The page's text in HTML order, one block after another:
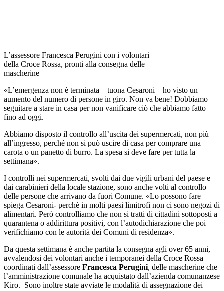
L’assessore Francesca Perugini con i volontari
della Croce Rossa, pronti alla consegna delle
mascherine
«L’emergenza non è terminata – tuona Cesaroni – ho visto un
aumento del numero di persone in giro. Non va bene! Dobbiamo
seguitare a stare in casa per non vanificare ciò che abbiamo fatto
fino ad oggi.
Abbiamo disposto il controllo all’uscita dei supermercati, non più
all’ingresso, perché non si può uscire di casa per comprare una
carota o un panetto di burro. La spesa si deve fare per tutta la
settimana».
I controlli nei supermercati, svolti dai due vigili urbani del paese e
dai carabinieri della locale stazione, sono anche volti al controllo
delle persone che arrivano da fuori Comune. «Lo possono fare –
spiega Cesaroni- perchè in molti paesi limitrofi non ci sono negozi di
alimentari. Però controlliamo che non si tratti di cittadini sottoposti a
quarantena o addirittura positivi, con l’autodichiarazione che poi
verifichiamo con le autorità dei Comuni di residenza».
Da questa settimana è anche partita la consegna agli over 65 anni,
avvalendosi dei volontari anche i temporanei della Croce Rossa
coordinati dall’assessore Francesca Perugini, delle mascherine che
l’amministrazione comunale ha acquistato dall’azienda comunanzese
Kiro. Sono inoltre state avviate le modalità di assegnazione dei